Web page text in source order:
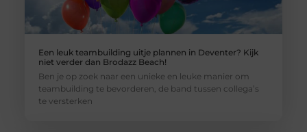
Een leuk teambuilding uitje plannen in Deventer? Kijk
niet verder dan Brodazz Beach!
Ben je op zoek naar een unieke en leuke manier om
teambuilding te bevorderen, de band tussen collega’s
te versterken